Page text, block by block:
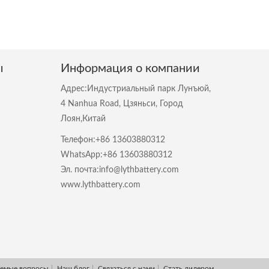
Информация о компании
Адрес:Индустриальный парк Лунъюй,
4 Nanhua Road, Цзяньси, Город
Лоян,Китай
Телефон:+86 13603880312
WhatsApp:+86 13603880312
Эл. почта:info@lythbattery.com
www.lythbattery.com